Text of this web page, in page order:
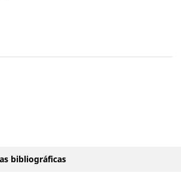
bibliográficas